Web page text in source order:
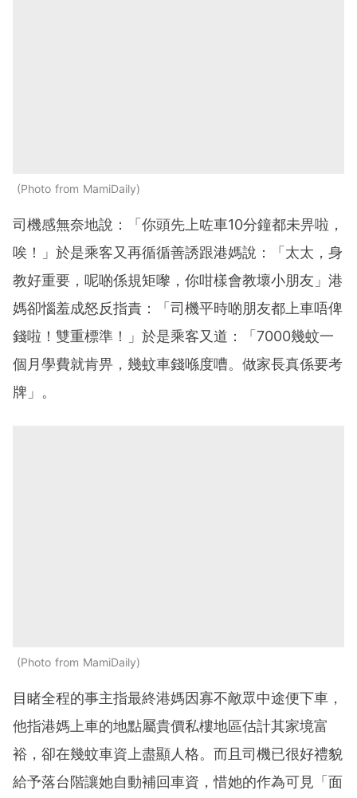
Photo from MamiDaily
司機感無奈地說：「你頭先上咗車10分鐘都未畀啦，
唉！」於是乘客又再循循善誘跟港媽說：「太太，身
教好重要，呢啲係規矩嚟，你咁樣會教壞小朋友」港
媽卻惱羞成怒反指責：「司機平時啲朋友都上車唔俾
錢啦！雙重標準！」於是乘客又道：「7000幾蚊一
個月學費就肯畀，幾蚊車錢喺度嘈。做家長真係要考
牌」。
Photo from MamiDaily
目睹全程的事主指最終港媽因寡不敵眾中途便下車，
他指港媽上車的地點屬貴價私樓地區估計其家境富
裕，卻在幾蚊車資上盡顯人格。而且司機已很好禮貌
給予落台階讓她自動補回車資，惜她的作為可見「面